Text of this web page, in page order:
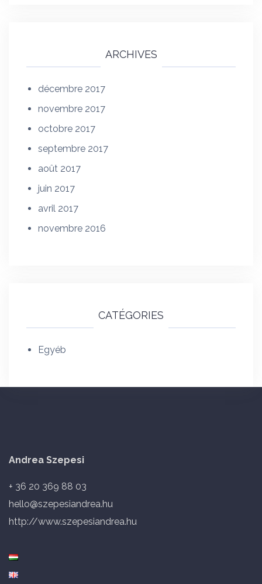
ARCHIVES
décembre 2017
novembre 2017
octobre 2017
septembre 2017
août 2017
juin 2017
avril 2017
novembre 2016
CATÉGORIES
Egyéb
Andrea Szepesi
+ 36 20 369 88 03
hello@szepesiandrea.hu
http://www.szepesiandrea.hu